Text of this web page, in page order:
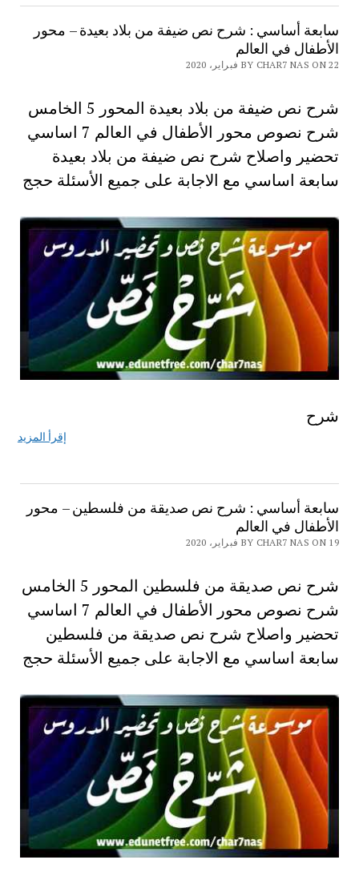
سابعة أساسي : شرح نص ضيفة من بلاد بعيدة – محور
الأطفال في العالم
BY CHAR7 NAS ON 22 فبراير، 2020
شرح نص ضيفة من بلاد بعيدة المحور 5 الخامس
شرح نصوص محور الأطفال في العالم 7 اساسي
تحضير واصلاح شرح نص ضيفة من بلاد بعيدة
سابعة اساسي مع الاجابة على جميع الأسئلة حجج
شرح
إقرأ المزيد
سابعة أساسي : شرح نص صديقة من فلسطين – محور
الأطفال في العالم
BY CHAR7 NAS ON 19 فبراير، 2020
شرح نص صديقة من فلسطين المحور 5 الخامس
شرح نصوص محور الأطفال في العالم 7 اساسي
تحضير واصلاح شرح نص صديقة من فلسطين
سابعة اساسي مع الاجابة على جميع الأسئلة حجج